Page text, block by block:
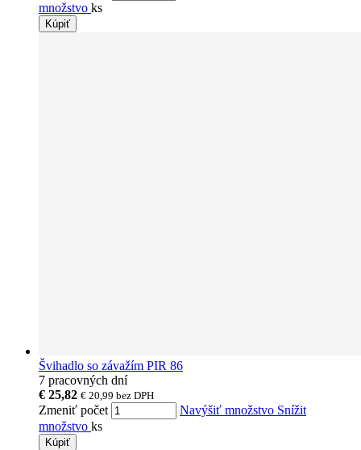
množstvo ks
Kúpiť
Švihadlo so závažím PIR 86
7 pracovných dní
€ 25,82 € 20,99 bez DPH
Zmeniť počet Navýšiť množstvo Snížit
množstvo ks
Kúpiť